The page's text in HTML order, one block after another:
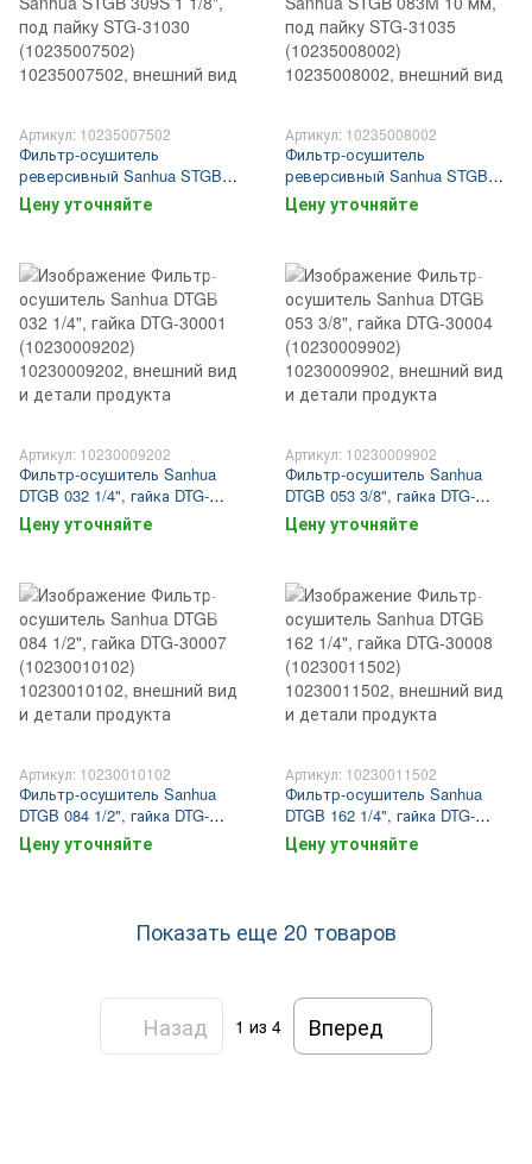
Артикул: 10235007502
Фильтр-осушитель
реверсивный Sanhua STGB
309S 1 1/8", под пайку STG-
31030 (10235007502)
Цену уточняйте
Артикул: 10235008002
Фильтр-осушитель
реверсивный Sanhua STGB
083M 10 мм, под пайку STG-
31035 (10235008002)
Цену уточняйте
Артикул: 10230009202
Фильтр-осушитель Sanhua
DTGB 032 1/4", гайка DTG-
30001 (10230009202)
Цену уточняйте
Артикул: 10230009902
Фильтр-осушитель Sanhua
DTGB 053 3/8", гайка DTG-
30004 (10230009902)
Цену уточняйте
Артикул: 10230010102
Фильтр-осушитель Sanhua
DTGB 084 1/2", гайка DTG-
30007 (10230010102)
Цену уточняйте
Артикул: 10230011502
Фильтр-осушитель Sanhua
DTGB 162 1/4", гайка DTG-
30008 (10230011502)
Цену уточняйте
Показать еще 20 товаров
Назад 1 из 4 Вперед